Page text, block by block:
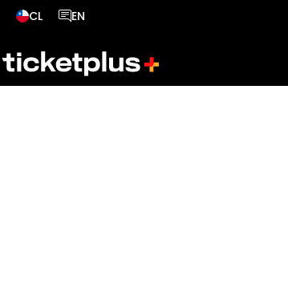
CL
País seleccionado, cambiar país
EN
Idioma seleccionado, cambiar idioma